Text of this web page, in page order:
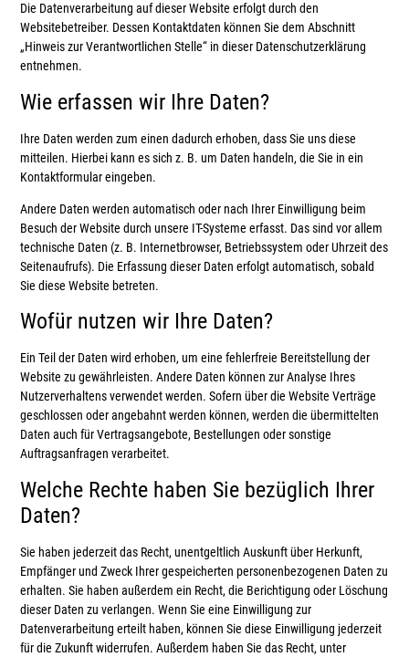
Die Datenverarbeitung auf dieser Website erfolgt durch den
Websitebetreiber. Dessen Kontaktdaten können Sie dem Abschnitt
„Hinweis zur Verantwortlichen Stelle“ in dieser Datenschutzerklärung
entnehmen.
Wie erfassen wir Ihre Daten?
Ihre Daten werden zum einen dadurch erhoben, dass Sie uns diese
mitteilen. Hierbei kann es sich z. B. um Daten handeln, die Sie in ein
Kontaktformular eingeben.
Andere Daten werden automatisch oder nach Ihrer Einwilligung beim
Besuch der Website durch unsere IT-Systeme erfasst. Das sind vor allem
technische Daten (z. B. Internetbrowser, Betriebssystem oder Uhrzeit des
Seitenaufrufs). Die Erfassung dieser Daten erfolgt automatisch, sobald
Sie diese Website betreten.
Wofür nutzen wir Ihre Daten?
Ein Teil der Daten wird erhoben, um eine fehlerfreie Bereitstellung der
Website zu gewährleisten. Andere Daten können zur Analyse Ihres
Nutzerverhaltens verwendet werden. Sofern über die Website Verträge
geschlossen oder angebahnt werden können, werden die übermittelten
Daten auch für Vertragsangebote, Bestellungen oder sonstige
Auftragsanfragen verarbeitet.
Welche Rechte haben Sie bezüglich Ihrer
Daten?
Sie haben jederzeit das Recht, unentgeltlich Auskunft über Herkunft,
Empfänger und Zweck Ihrer gespeicherten personenbezogenen Daten zu
erhalten. Sie haben außerdem ein Recht, die Berichtigung oder Löschung
dieser Daten zu verlangen. Wenn Sie eine Einwilligung zur
Datenverarbeitung erteilt haben, können Sie diese Einwilligung jederzeit
für die Zukunft widerrufen. Außerdem haben Sie das Recht, unter